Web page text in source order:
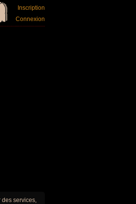
Inscription
Connexion
des services,